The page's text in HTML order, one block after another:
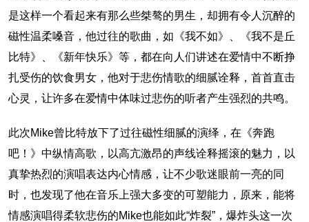
是这样一个看起来有那么些桀骜的男生，却拥有令人沉醉的
磁性温柔嗓音，他过往的歌曲，如《我不如》、《我不是丘
比特》、《新年快乐》等，都在向人们讲述在爱情中不断挣
扎受伤的饮食男女，他对于悲伤情歌的细腻诠释，首首直击
心灵，让许多在爱情中体味过悲伤的听者产生强烈的共鸣。
此次Mike曾比特放下了过往磁性细腻的演绎，在《奔跑
吧！》中纵情高歌，以高亢激昂的声线诠释摇滚的魅力，以
真挚热烈的演唱表达内心情感，让不少歌迷眼前一亮的同
时，也发现了他在音乐上强大多变的可塑能力，原来，能将
情感演唱得柔软悲伤的Mike也能如此“炸裂”，爆炸头这一次